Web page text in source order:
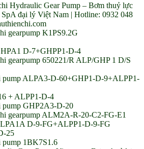
Hydraulic Gear Pump – Bơm thuỷ lực
đại lý Việt Nam | Hotline: 0932 048
gearpump K1PS9.2G
D-7+GHPP1-D-4
gearpump 650221/R ALP/GHP 1 D/S
pump ALPA3-D-60+GHP1-D-9+ALPP1-
+ ALPP1-D-4
pump GHP2A3-D-20
gearpump ALM2A-R-20-C2-FG-E1
D-9-FG+ALPP1-D-9-FG
25
1BK7S1.6